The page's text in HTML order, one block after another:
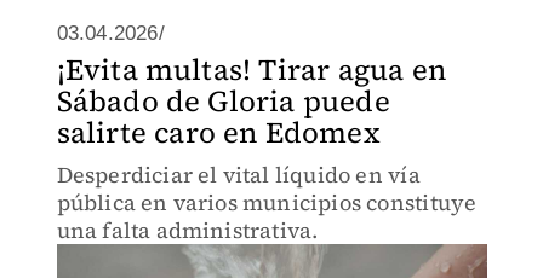
03.04.2026/
¡Evita multas! Tirar agua en
Sábado de Gloria puede
salirte caro en Edomex
Desperdiciar el vital líquido en vía
pública en varios municipios constituye
una falta administrativa.